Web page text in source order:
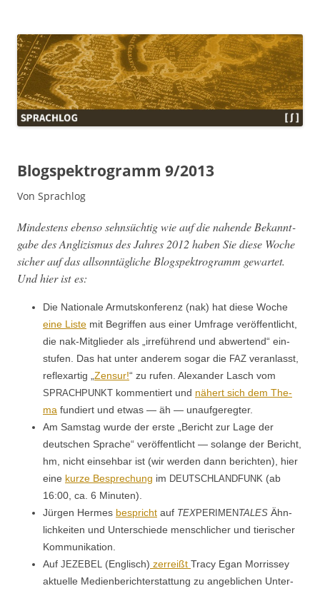
Blogspektrogramm 9/2013
Von Sprachlog
Min­destens eben­so sehn­süchtig wie auf die nahende Bekan­nt­
gabe des Anglizis­mus des Jahres 2012 haben Sie diese Woche
sich­er auf das all­son­ntägliche Blogspek­tro­gramm gewartet.
Und hier ist es:
Die Nationale Armut­skon­ferenz (nak) hat diese Woche
eine Liste mit Begrif­f­en aus ein­er Umfrage veröf­fentlicht,
die nak-Mit­glieder als „irreführend und abw­er­tend“ ein­
stufen. Das hat unter anderem sog­ar die FAZ ver­an­lasst,
reflexar­tig „ Zen­sur!“ zu rufen. Alexan­der Lasch vom
SPRACHPUNKT kom­men­tiert und nähert sich dem The­
ma fundiert und etwas — äh — unaufgeregter.
Am Sam­stag wurde der erste „Bericht zur Lage der
deutschen Sprache“ veröf­fentlicht — solange der Bericht,
hm, nicht ein­se­hbar ist (wir wer­den dann bericht­en), hier
eine kurze Besprechung im DEUTSCHLANDFUNK (ab
16:00, ca. 6 Minuten).
Jür­gen Her­mes bespricht auf TEXPERIMENTALES Ähn­
lichkeit­en und Unter­schiede men­schlich­er und tierisch­er
Kommunikation.
Auf JEZEBEL (Englisch) zer­reißt Tra­cy Egan Mor­ris­sey
aktuelle Medi­en­berichter­stat­tung zu ange­blichen Unter­